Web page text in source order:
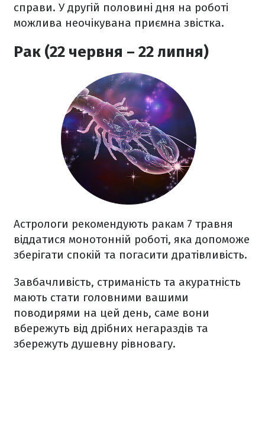
справи. У другій половині дня на роботі
можлива неочікувана приємна звістка.
Рак (22 червня – 22 липня)
Астрологи рекомендують ракам 7 травня
віддатися монотонній роботі, яка допоможе
зберігати спокій та погасити дратівливість.
Завбачливість, стриманість та акуратність
мають стати головними вашими
поводирями на цей день, саме вони
вбережуть від дрібних негараздів та
збережуть душевну рівновагу.